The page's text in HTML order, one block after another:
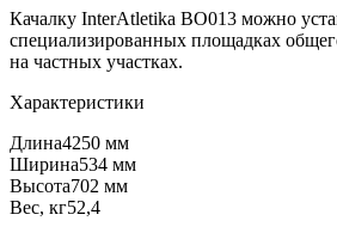
Качалку InterAtletika BO013 можно
специализированных площадках
на частных участках.
Характеристики
Длина4250 мм
Ширина534 мм
Высота702 мм
Вес, кг52,4